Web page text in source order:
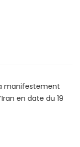
manifestement
en date du 19